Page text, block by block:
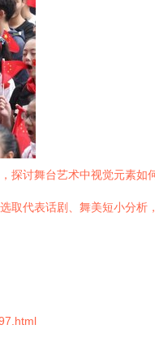
探讨舞台艺术中视觉元素如
代表话剧、舞美短小分析